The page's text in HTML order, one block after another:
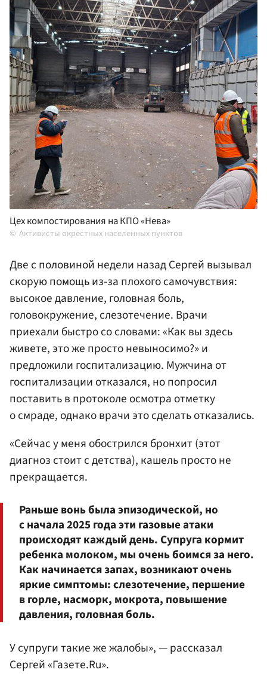
Цех компостирования на КПО «Нева»
Активисты окрестных населенных пунктов
Две с половиной недели назад Сергей вызывал
скорую помощь из-за плохого самочувствия:
высокое давление, головная боль,
головокружение, слезотечение. Врачи
приехали быстро со словами: «Как вы здесь
живете, это же просто невыносимо?» и
предложили госпитализацию. Мужчина от
госпитализации отказался, но попросил
поставить в протоколе осмотра отметку
о смраде, однако врачи это сделать отказались.
«Сейчас у меня обострился бронхит (этот
диагноз стоит с детства), кашель просто не
прекращается.
Раньше вонь была эпизодической, но
с начала 2025 года эти газовые атаки
происходят каждый день. Супруга кормит
ребенка молоком, мы очень боимся за него.
Как начинается запах, возникают очень
яркие симптомы: слезотечение, першение
в горле, насморк, мокрота, повышение
давления, головная боль.
У супруги такие же жалобы», — рассказал
Сергей «Газете.Ru».